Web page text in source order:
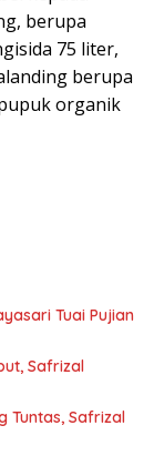
berupa
75 liter,
berupa
organik
Tuai Pujian
Safrizal
Tuntas, Safrizal